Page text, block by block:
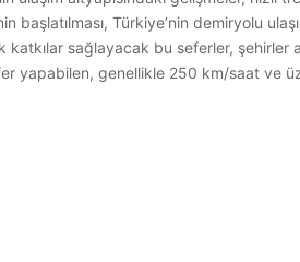
Türkiye’nin demiryolu
sağlayacak bu seferler, şehirler
yapabilen, genellikle 250 km/saat ve